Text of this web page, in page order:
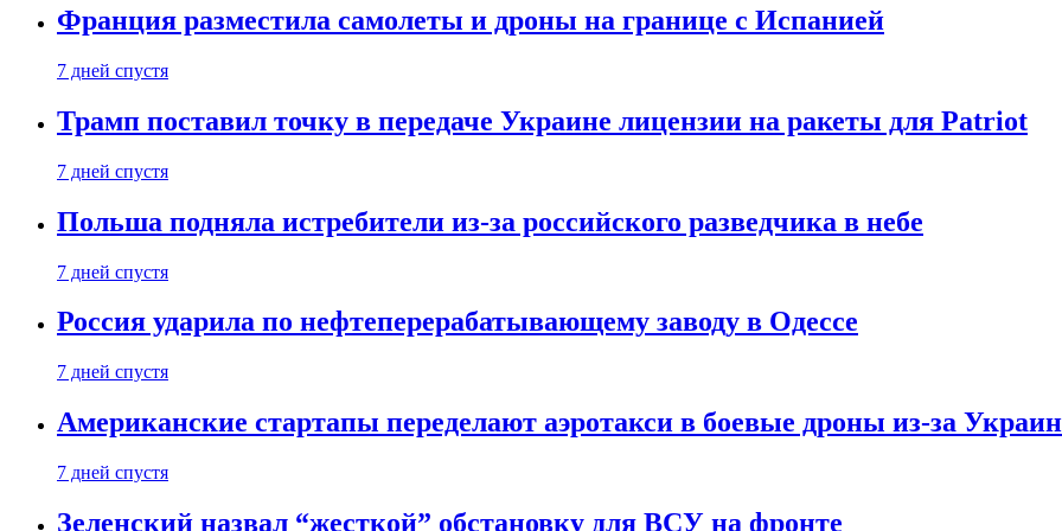
Франция разместила самолеты и дроны на границе с Испанией
7 дней спустя
Трамп поставил точку в передаче Украине лицензии на ракеты для Patriot
7 дней спустя
Польша подняла истребители из-за российского разведчика в небе
7 дней спустя
Россия ударила по нефтеперерабатывающему заводу в Одессе
7 дней спустя
Американские стартапы переделают аэротакси в боевые дроны из-за
7 дней спустя
Зеленский назвал “жесткой” обстановку для ВСУ на фронте